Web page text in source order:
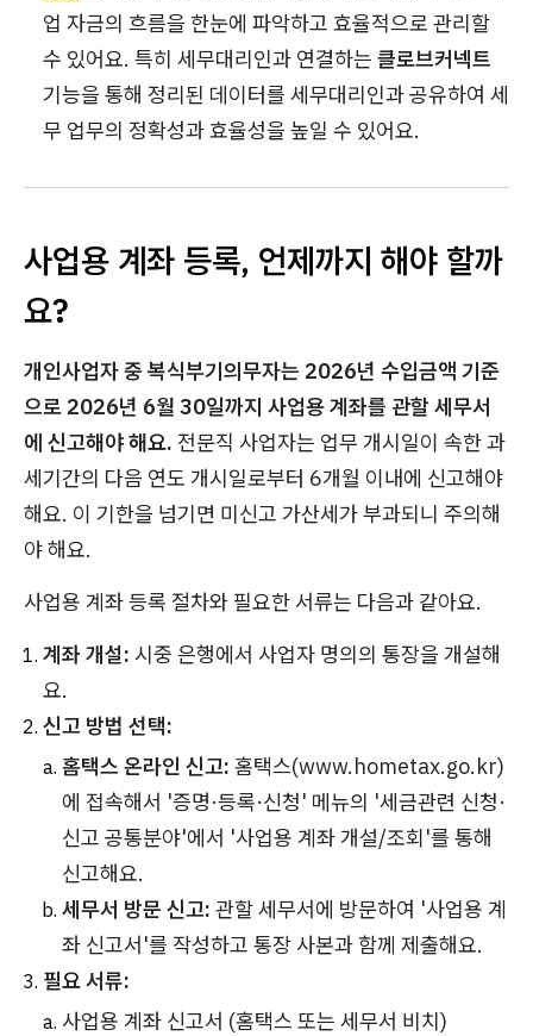
업 자금의 흐름을 한눈에 파악하고 효율적으로 관리할
수 있어요. 특히 세무대리인과 연결하는 클로브커넥트
기능을 통해 정리된 데이터를 세무대리인과 공유하여 세
무 업무의 정확성과 효율성을 높일 수 있어요.
사업용 계좌 등록, 언제까지 해야 할까
요?
개인사업자 중 복식부기의무자는 2026년 수입금액 기준
으로 2026년 6월 30일까지 사업용 계좌를 관할 세무서
에 신고해야 해요. 전문직 사업자는 업무 개시일이 속한 과
세기간의 다음 연도 개시일로부터 6개월 이내에 신고해야
해요. 이 기한을 넘기면 미신고 가산세가 부과되니 주의해
야 해요.
사업용 계좌 등록 절차와 필요한 서류는 다음과 같아요.
계좌 개설: 시중 은행에서 사업자 명의의 통장을 개설해
요.
신고 방법 선택:
홈택스 온라인 신고: 홈택스(www.hometax.go.kr)
에 접속해서 '증명·등록·신청' 메뉴의 '세금관련 신청·
신고 공통분야'에서 '사업용 계좌 개설/조회'를 통해
신고해요.
세무서 방문 신고: 관할 세무서에 방문하여 '사업용 계
좌 신고서'를 작성하고 통장 사본과 함께 제출해요.
필요 서류:
사업용 계좌 신고서 (홈택스 또는 세무서 비치)